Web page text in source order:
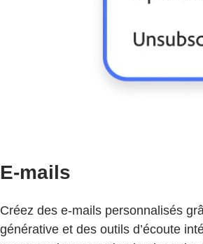
E-mails
Créez des e-mails personnalisés
générative et des outils d’écoute